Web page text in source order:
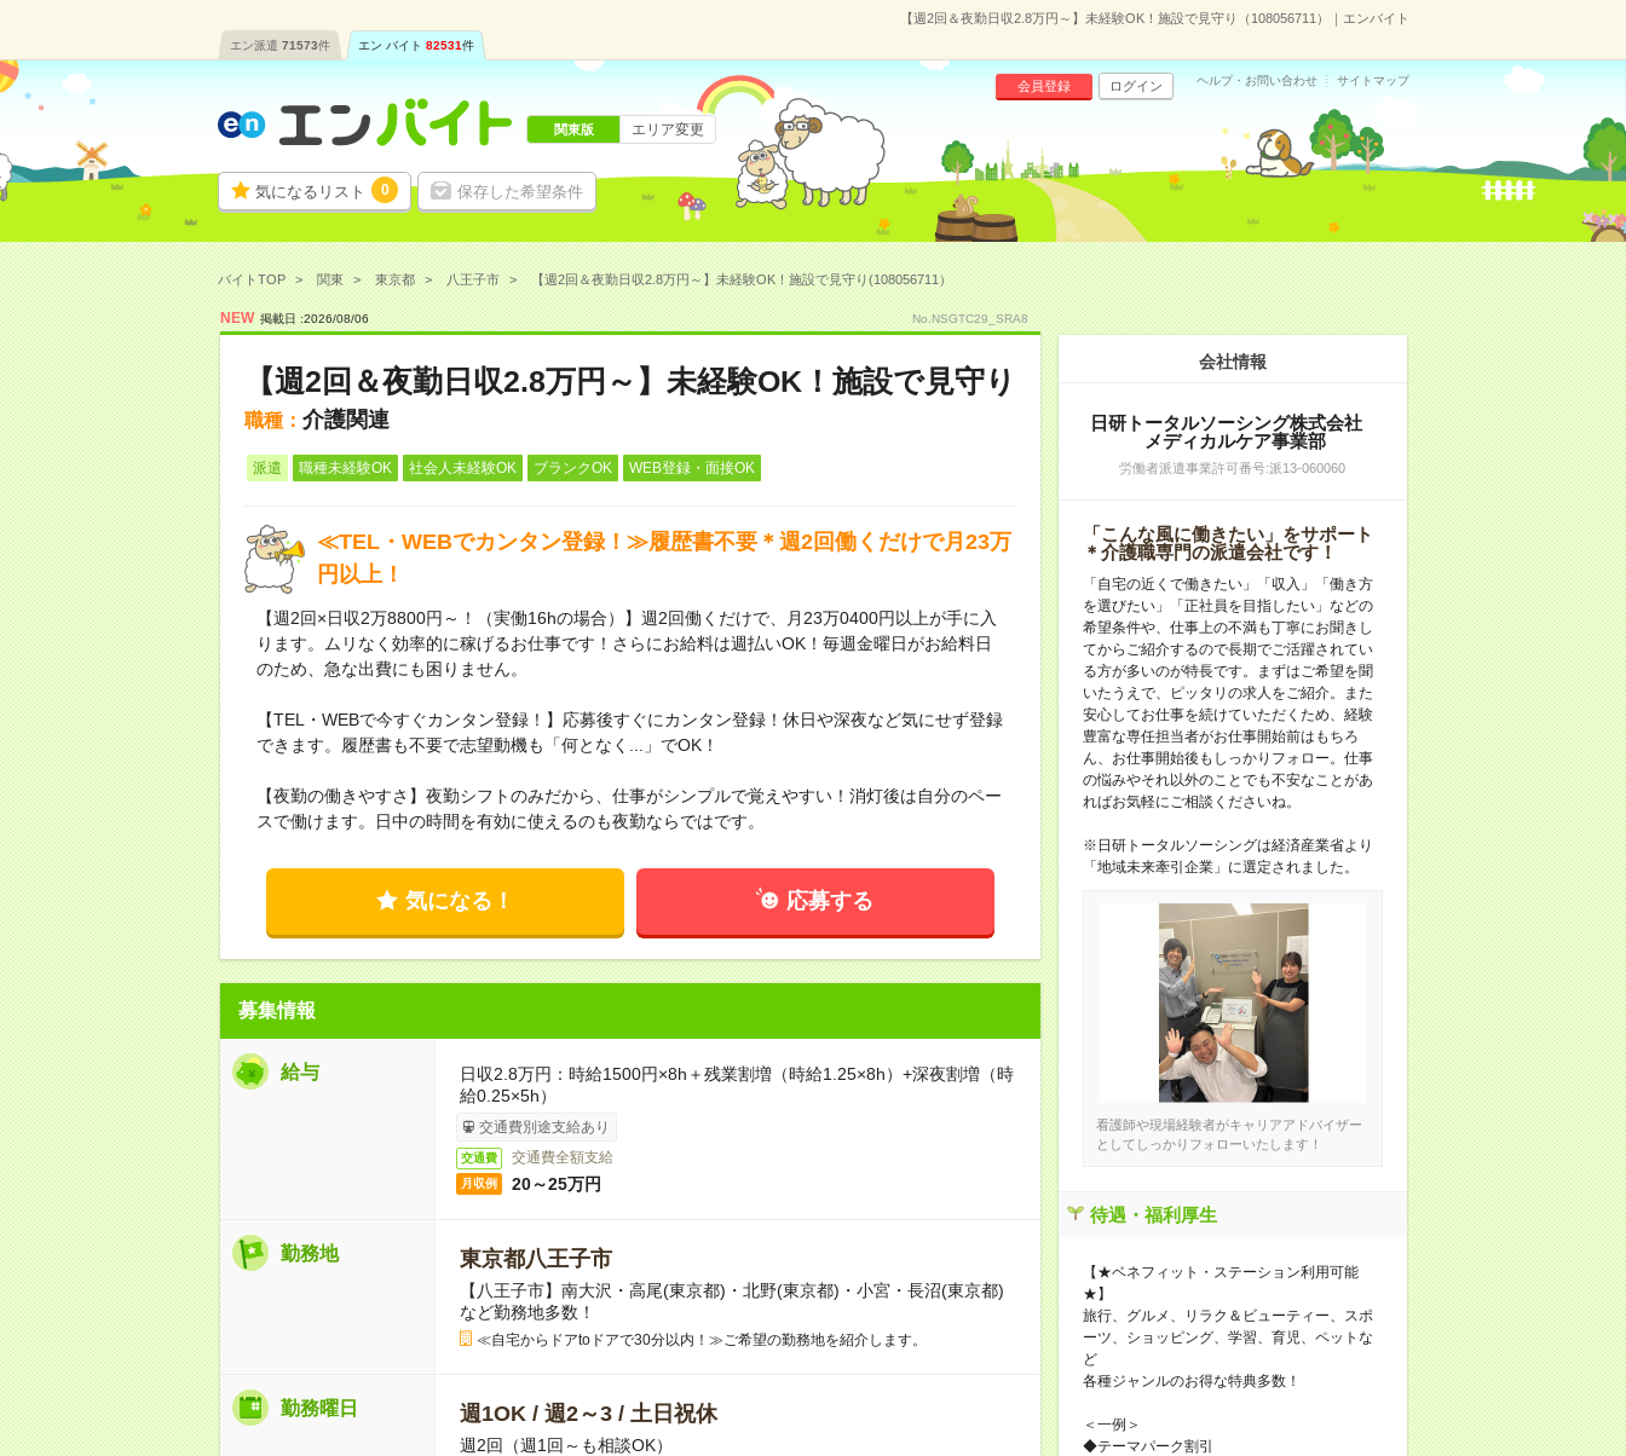
【週2回＆夜勤日収2.8万円～】未経験OK！施設で見守り（108056711）｜エンバイト
エン派遣 71573件 エン バイト 82531件
気になるリスト 0 保存した希望条件
会員登録 ログイン ヘルプ・お問い合わせ サイトマップ
関東版 エリア変更
バイトTOP 関東 東京都 八王子市 【週2回＆夜勤日収2.8万円～】未経験OK！施設で見守り(108056711）
NEW 掲載日 :2026/08/06 No.NSGTC29_SRA8
【週2回＆夜勤日収2.8万円～】未経験OK！施設で見守り
職種： 介護関連
派遣 職種未経験OK 社会人未経験OK ブランクOK WEB登録・面接OK
≪TEL・WEBでカンタン登録！≫履歴書不要＊週2回働くだけで月23万
円以上！
【週2回×日収2万8800円～！（実働16hの場合）】週2回働くだけで、月23万0400円以上が手に入
ります。ムリなく効率的に稼げるお仕事です！さらにお給料は週払いOK！毎週金曜日がお給料日
のため、急な出費にも困りません。
【TEL・WEBで今すぐカンタン登録！】応募後すぐにカンタン登録！休日や深夜など気にせず登録
できます。履歴書も不要で志望動機も「何となく...」でOK！
【夜勤の働きやすさ】夜勤シフトのみだから、仕事がシンプルで覚えやすい！消灯後は自分のペー
スで働けます。日中の時間を有効に使えるのも夜勤ならではです。
気になる！ 応募する
募集情報
給与
日収2.8万円：時給1500円×8h＋残業割増（時給1.25×8h）+深夜割増（時
給0.25×5h）
交通費別途支給あり
交通費 交通費全額支給
月収例 20～25万円
勤務地 東京都八王子市
【八王子市】南大沢・高尾(東京都)・北野(東京都)・小宮・長沼(東京都)
など勤務地多数！
≪自宅からドアtoドアで30分以内！≫ご希望の勤務地を紹介します。
勤務曜日 週1OK / 週2～3 / 土日祝休
週2回（週1回～も相談OK）
会社情報
日研トータルソーシング株式会社
メディカルケア事業部
労働者派遣事業許可番号:派13-060060
「こんな風に働きたい」をサポート
＊介護職専門の派遣会社です！
「自宅の近くで働きたい」「収入」「働き方
を選びたい」「正社員を目指したい」などの
希望条件や、仕事上の不満も丁寧にお聞きし
てからご紹介するので長期でご活躍されてい
る方が多いのが特長です。まずはご希望を聞
いたうえで、ピッタリの求人をご紹介。また
安心してお仕事を続けていただくため、経験
豊富な専任担当者がお仕事開始前はもちろ
ん、お仕事開始後もしっかりフォロー。仕事
の悩みやそれ以外のことでも不安なことがあ
ればお気軽にご相談くださいね。
※日研トータルソーシングは経済産業省より
「地域未来牽引企業」に選定されました。
看護師や現場経験者がキャリアアドバイザー
としてしっかりフォローいたします！
待遇・福利厚生
【★ベネフィット・ステーション利用可能
★】
旅行、グルメ、リラク＆ビューティー、スポ
ーツ、ショッピング、学習、育児、ペットな
ど
各種ジャンルのお得な特典多数！
＜一例＞
◆テーマパーク割引